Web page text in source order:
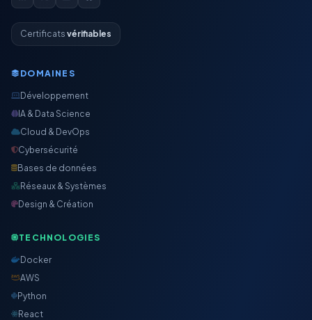
Certificats vérifiables
DOMAINES
Développement
IA & Data Science
Cloud & DevOps
Cybersécurité
Bases de données
Réseaux & Systèmes
Design & Création
TECHNOLOGIES
Docker
AWS
Python
React